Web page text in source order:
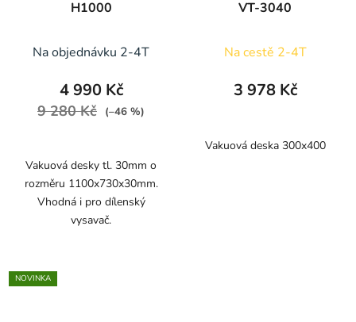
H1000
Na objednávku 2-4T
4 990 Kč
9 280 Kč (–46 %)
Vakuová desky tl. 30mm o
rozměru 1100x730x30mm.
Vhodná i pro dílenský
vysavač.
VT-3040
Na cestě 2-4T
3 978 Kč
Vakuová deska 300x400
NOVINKA